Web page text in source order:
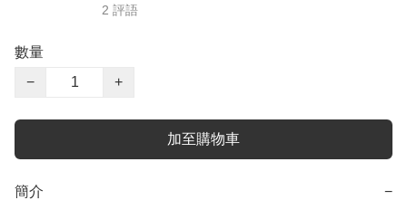
2 評語
數量
−
+
加至購物車
簡介 −